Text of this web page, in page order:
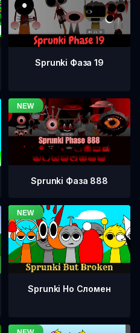
Sprunki Фаза 19
Sprunki Фаза 888
Sprunki Но Сломен